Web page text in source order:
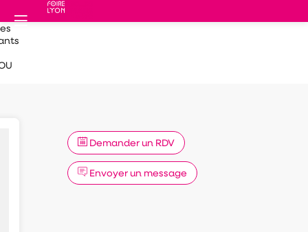
Demander un RDV
Envoyer un message